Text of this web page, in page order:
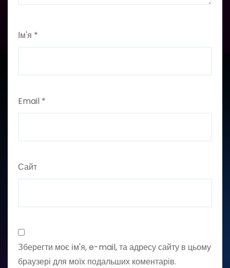
Ім'я *
Email *
Сайт
Зберегти моє ім'я, e-mail, та адресу сайту в цьому
браузері для моїх подальших коментарів.